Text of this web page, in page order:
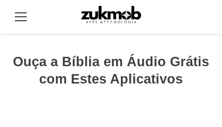
paraMenu
Ouça a Bíblia em Áudio Grátis
com Estes Aplicativos